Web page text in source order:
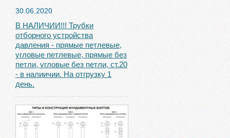
30.06.2020
В НАЛИЧИИ!!! Трубки
отборного устройства
давления - прямые петлевые,
угловые петлевые, прямые без
петли, угловые без петли, ст.20
- в налиичии. На отгрузку 1
день.